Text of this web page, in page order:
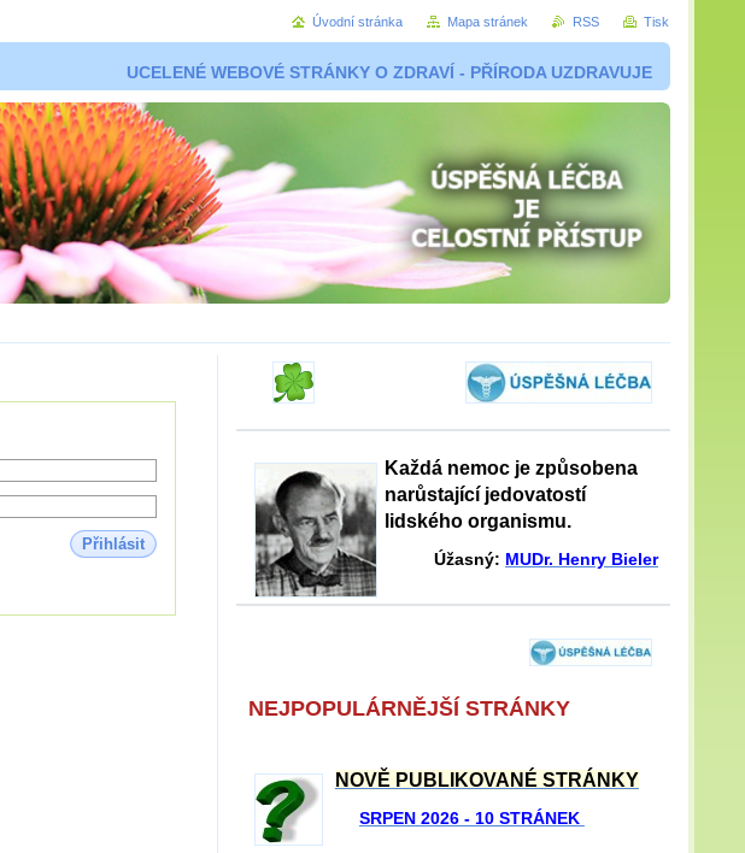
UCELENÉ WEBOVÉ STRÁNKY O ZDRAVÍ - PŘÍRODA UZDRAVUJE
Přihlásit
Každá nemoc je způsobena
narůstající jedovatostí
lidského organismu.
Úžasný: MUDr. Henry Bieler
NEJPOPULÁRNĚJŠÍ STRÁNKY
NOVĚ PUBLIKOVANÉ STRÁNKY
SRPEN 2026 - 10 STRÁNEK
Úvodní stránka Mapa stránek RSS Tisk